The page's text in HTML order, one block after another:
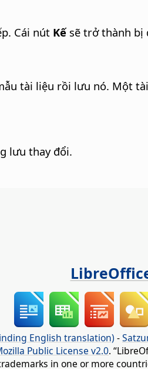
Cái nút Kếsẽ trở thành bị
tài liệu rồi lưu nó. Một
lưu thay đổi.
English translation) -
Public License v2.0.
in one or more